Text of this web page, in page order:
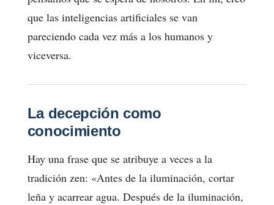
que las inteligencias artificiales se van
pareciendo cada vez más a los humanos y
viceversa.
La decepción como
conocimiento
Hay una frase que se atribuye a veces a la
tradición zen: «Antes de la iluminación, cortar
leña y acarrear agua. Después de la iluminación,